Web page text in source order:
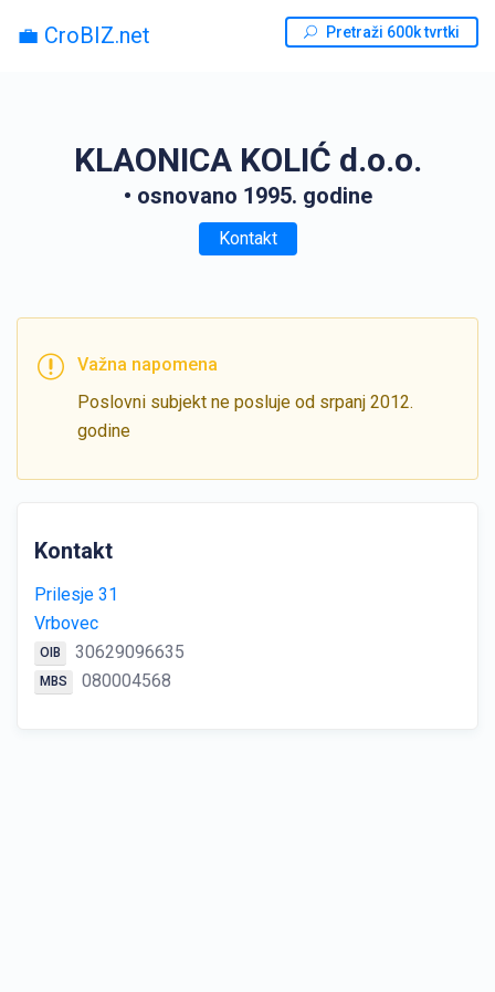
💼 CroBIZ.net Pretraži 600k tvrtki
KLAONICA KOLIĆ d.o.o.
• osnovano 1995. godine
Kontakt
Važna napomena
Poslovni subjekt ne posluje od srpanj 2012.
godine
Kontakt
Prilesje 31
Vrbovec
OIB 30629096635
MBS 080004568